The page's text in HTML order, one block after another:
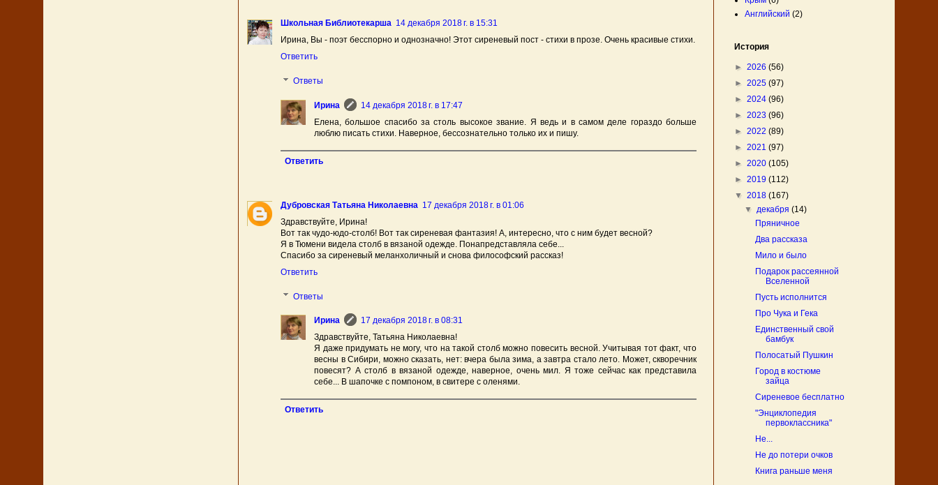
Школьная Библиотекарша 14 декабря 2018 г. в 15:31
Ирина, Вы - поэт бесспорно и однозначно! Этот сиреневый пост - стихи в прозе. Очень красивые стихи.
Ответить
Ответы
Ирина
14 декабря 2018 г. в 17:47
Елена, большое спасибо за столь высокое звание. Я ведь и в самом деле гораздо больше
люблю писать стихи. Наверное, бессознательно только их и пишу.
Ответить
Дубровская Татьяна Николаевна 17 декабря 2018 г. в 01:06
Здравствуйте, Ирина!
Вот так чудо-юдо-столб! Вот так сиреневая фантазия! А, интересно, что с ним будет весной?
Я в Тюмени видела столб в вязаной одежде. Понапредставляла себе...
Спасибо за сиреневый меланхоличный и снова философский рассказ!
Ответить
Ответы
Ирина
17 декабря 2018 г. в 08:31
Здравствуйте, Татьяна Николаевна!
Я даже придумать не могу, что на такой столб можно повесить весной. Учитывая тот факт, что
весны в Сибири, можно сказать, нет: вчера была зима, а завтра стало лето. Может, скворечник
повесят? А столб в вязаной одежде, наверное, очень мил. Я тоже сейчас как представила
себе... В шапочке с помпоном, в свитере с оленями.
Ответить
Английский (2)
История
► 2026 (56)
► 2025 (97)
► 2024 (96)
► 2023 (96)
► 2022 (89)
► 2021 (97)
► 2020 (105)
► 2019 (112)
▼ 2018 (167)
▼декабря(14)
Пряничное
Два рассказа
Мило и было
Подарок рассеянной
Вселенной
Пусть исполнится
Про Чука и Гека
Единственный свой
бамбук
Полосатый Пушкин
Город в костюме
зайца
Сиреневое бесплатно
"Энциклопедия
первоклассника"
Не...
Не до потери очков
Книга раньше меня